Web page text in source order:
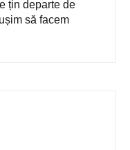
țin departe de
să facem